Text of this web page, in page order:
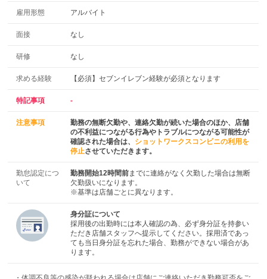
雇用形態 アルバイト
面接 なし
研修 なし
求める経験 【必須】セブンイレブン経験が必須となります
特記事項 -
注意事項
勤務の無断欠勤や、連絡欠勤が続いた場合のほか、店舗
の不利益につながる行為やトラブルにつながる可能性が
確認された場合は、 ショットワークスコンビニの利用を
停止させていただきます。
勤怠認定につ
いて
勤務開始12時間前までに連絡がなく欠勤した場合は無断
欠勤扱いになります。
※基準は店舗ごとに異なります。
身分証について
採用後の出勤時には本人確認の為、必ず身分証を持参い
ただき店舗スタッフへ提示してください。採用済であっ
ても当日身分証を忘れた場合、勤務ができない場合があ
ります。